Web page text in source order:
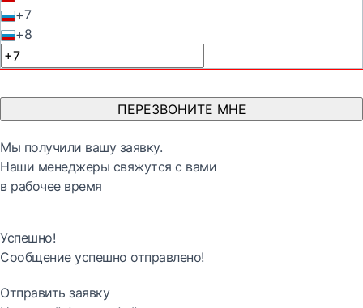
+7
+8
ПЕРЕЗВОНИТЕ МНЕ
Мы получили вашу заявку.
Наши менеджеры свяжутся с вами
в рабочее время
Успешно!
Сообщение успешно отправлено!
Отправить заявку